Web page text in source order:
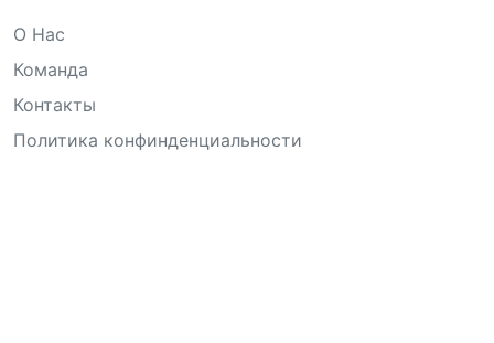
О Нас
Команда
Контакты
Политика конфинденциальности